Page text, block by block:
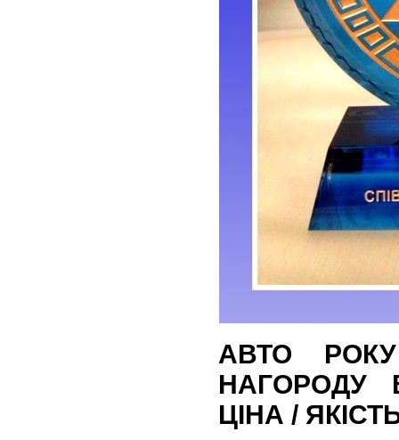
АВТО
НАГОРОДУ
ЦІНА /